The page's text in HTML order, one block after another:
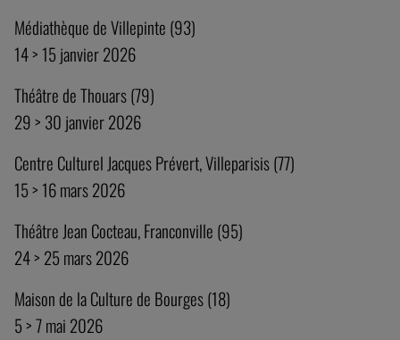
Médiathèque de Villepinte (93)
14 > 15 janvier 2026
Théâtre de Thouars (79)
29 > 30 janvier 2026
Centre Culturel Jacques Prévert, Villeparisis (77)
15 > 16 mars 2026
Théâtre Jean Cocteau, Franconville (95)
24 > 25 mars 2026
Maison de la Culture de Bourges (18)
5 > 7 mai 2026